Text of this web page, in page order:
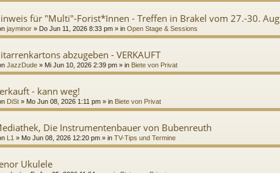
für "Multi"-Forist*Innen - Treffen in Brakel vom 27.-30. Aug
jayminor » Do Jun 11, 2026 8:33 pm » in Open Stage & Sessions
abzugeben - VERKAUFT
JazzDude » Mi Jun 10, 2026 2:39 pm » in Biete von Privat
- kann weg!
DiSt » Mo Jun 08, 2026 1:11 pm » in Biete von Privat
Die Instrumentenbauer von Bubenreuth
L1 » Mo Jun 08, 2026 12:20 pm » in TV-Tips und Termine
Ukulele